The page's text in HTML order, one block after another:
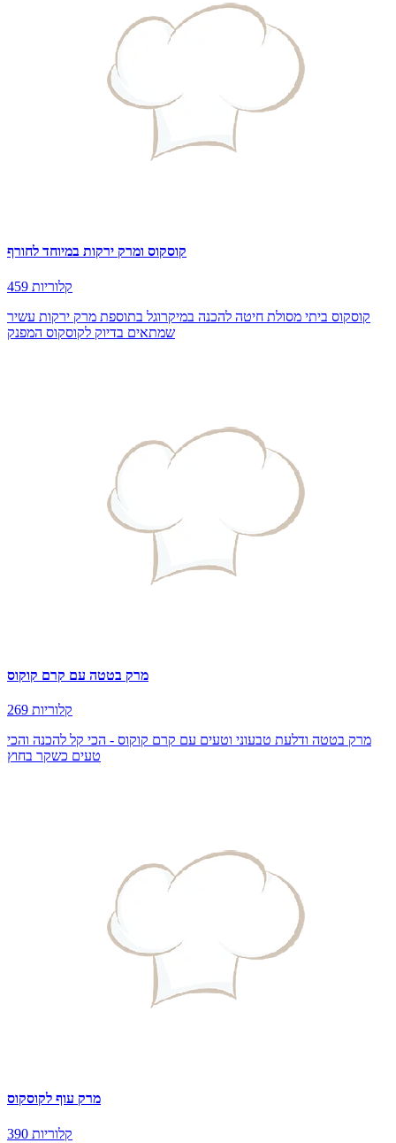
קוסקוס ומרק ירקות במיוחד לחורף
459 קלוריות
קוסקוס ביתי מסולת חיטה להכנה במיקרוגל בתוספת מרק ירקות עשיר
שמתאים בדיוק לקוסקוס המפנק
מרק בטטה עם קרם קוקוס
269 קלוריות
מרק בטטה ודלעת טבעוני וטעים עם קרם קוקוס - הכי קל להכנה והכי
טעים כשקר בחוץ
מרק עוף לקוסקוס
390 קלוריות